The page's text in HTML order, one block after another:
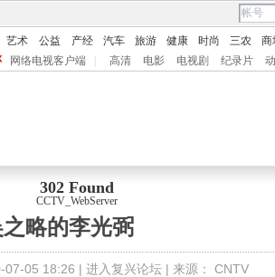
艺术 公益 产经 汽车 旅游 健康 时尚 三农 商
网络电视客户端 高清 电影 电视剧 纪录片
302 Found
CCTV_WebServer
略的李光弼
07-05 18:26 | 进入复兴论坛 | 来源： CNTV